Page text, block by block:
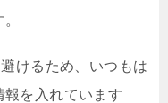
けるため、いつもは
を入れています